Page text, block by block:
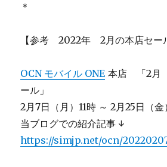
＊
【参考 2022年 2月の本店セー
OCN モバイル ONE 本店 「2月
ール」
2月7日（月）11時 ～ 2月25日（金
当ブログでの紹介記事 ↓
https://simjp.net/ocn/